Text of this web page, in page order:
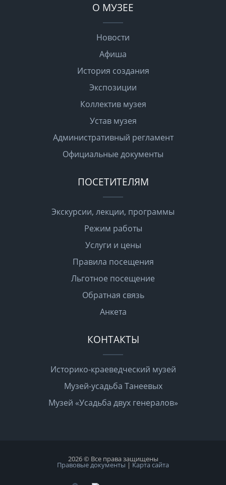
О МУЗЕЕ
Новости
Афиша
История создания
Экспозиции
Коллектив музея
Устав музея
Административный регламент
Официальные документы
ПОСЕТИТЕЛЯМ
Экскурсии, лекции, программы
Режим работы
Услуги и цены
Правила посещения
Льготное посещение
Обратная связь
Анкета
КОНТАКТЫ
Историко-краеведческий музей
Музей-усадьба Танеевых
Музей «Усадьба двух генералов»
2026 © Все права защищены
Правовые документы | Карта сайта